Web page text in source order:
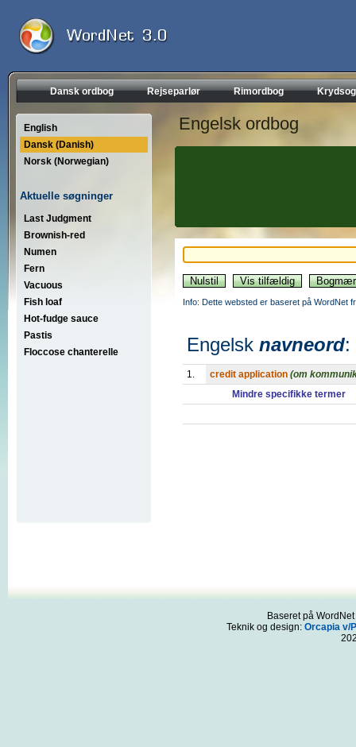
Dansk ordbog Rejseparlør Rimordbog
English
Dansk (Danish)
Norsk (Norwegian)
Aktuelle søgninger
Last Judgment
Brownish-red
Numen
Fern
Vacuous
Fish loaf
Hot-fudge sauce
Pastis
Floccose chanterelle
Engelsk ordbog
Info: Dette websted er baseret på WordNet
Engelsk navneord:
1. credit application (om
Mindre specifikke termer
Baseret på
Teknik og design: Orcapia v/